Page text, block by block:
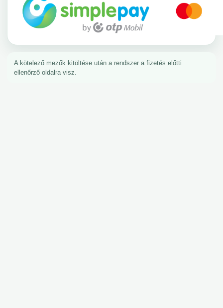
A kötelező mezők kitöltése után a rendszer a fizetés előtti
ellenőrző oldalra visz.